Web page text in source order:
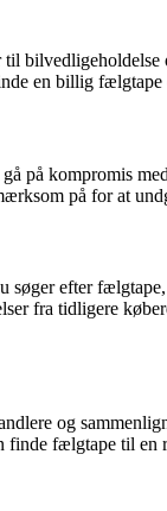
en billig
på kompromis
på for at
efter
fra tidligere
og
fælgtape til